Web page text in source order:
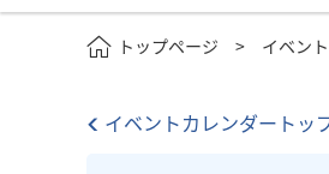
トップページ イベン
イベントカレンダートッ